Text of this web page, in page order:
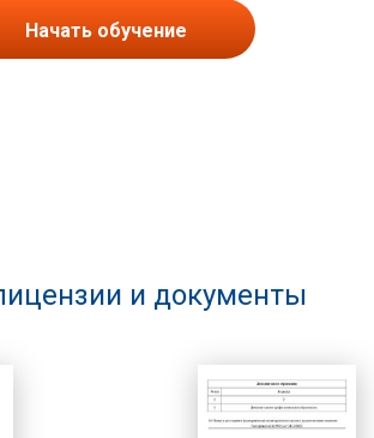
Начать обучение
и документы